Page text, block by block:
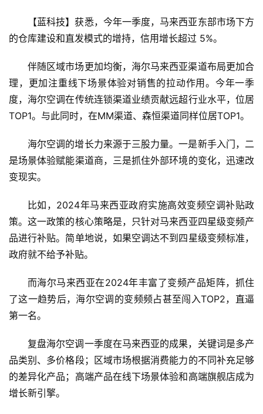
【蓝科技】获悉，今年一季度，马来西亚东部市场下方
的仓库建设和直发模式的增持，信用增长超过 5%。
伴随区域市场更加均衡，海尔马来西亚渠道布局更加合
理，更加注重线下场景体验对销售的拉动作用。今年一季
度，海尔空调在传统连锁渠道业绩贡献远超行业水平，位居
TOP1。与此同时，在MM渠道、森恒渠道同样位居TOP1。
海尔空调的增长力来源于三股力量。一是新手入门，二
是场景体验赋能渠道商，三是抓住外部环境的变化，迅速改
变现实。
比如，2024年马来西亚政府实施高效变频空调补贴政
策。这一政策的核心策略是，只针对马来西亚四星级变频产
品进行补贴。简单地说，如果空调达不到四星级变频标准，
政府就不给予补贴。
而海尔马来西亚在2024年丰富了变频产品矩阵，抓住
了这一趋势后，海尔空调的变频频占甚至闯入TOP2，直逼
第一名。
复盘海尔空调一季度在马来西亚的成果，关键词是多产
品类别、多价格段；区域市场根据消费能力的不同补充足够
的差异化产品；高端产品在线下场景体验和高端旗舰店成为
增长新引擎。